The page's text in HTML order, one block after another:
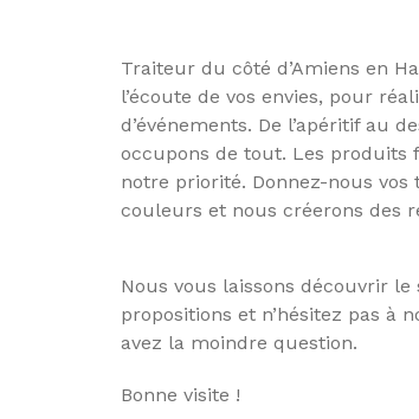
Traiteur du côté d’Amiens en
l’écoute de vos envies, pour
d’événements. De l’apéritif au
occupons de tout. Les produits
notre priorité. Donnez-nous vos
couleurs et nous créerons des
Nous vous laissons découvrir le
propositions et n’hésitez pas à
avez la moindre question.
Bonne visite !